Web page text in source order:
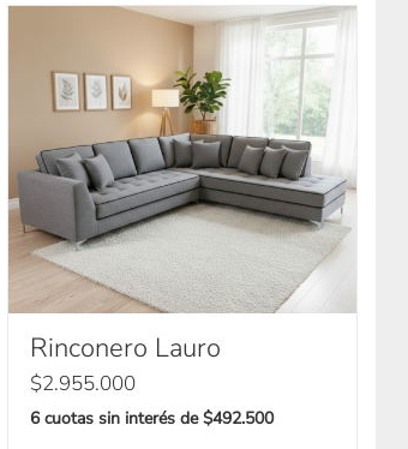
Rinconero Lauro
$2.955.000
6 cuotas sin interés de $492.500